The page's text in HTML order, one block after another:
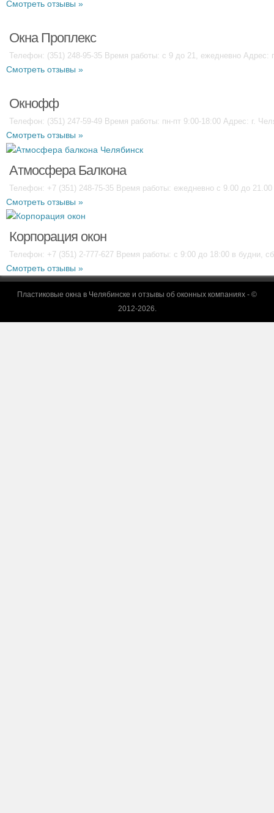
Смотреть отзывы »
Окна Проплекс
Телефон: (351) 248-95-35 Время работы: с 9 до 21, ежедневно Адрес:
Смотреть отзывы »
Окнофф
Телефон: (351) 247-59-49 Время работы: пн-пт 9:00-18:00 Адрес: г.
Смотреть отзывы »
Атмосфера Балкона
Телефон: +7 (351) 248-75-35 Время работы: ежедневно с 9.00 до
Смотреть отзывы »
Корпорация окон
Телефон: +7 (351) 2-777-627 Время работы: с 9:00 до 18:00 в будни,
Смотреть отзывы »
Пластиковые окна в Челябинске и отзывы об оконных компаниях - ©
2012-2026.